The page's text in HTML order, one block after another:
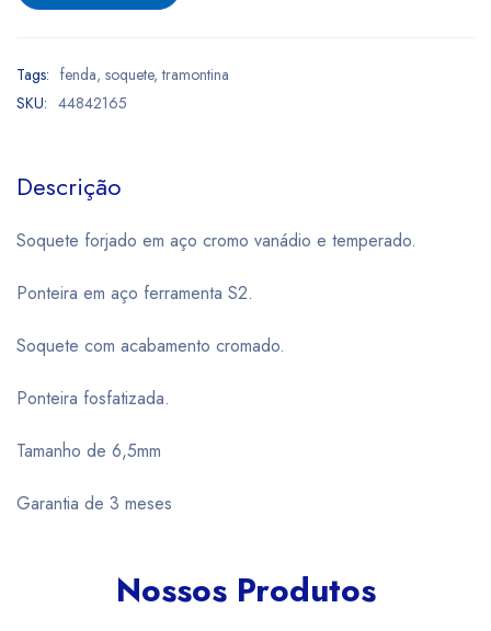
Tags: fenda, soquete,tramontina
SKU: 44842165
Descrição
Soquete forjado em aço cromo vanádio e temperado.
Ponteira em aço ferramenta S2.
Soquete com acabamento cromado.
Ponteira fosfatizada.
Tamanho de 6,5mm
Garantia de 3 meses
Nossos Produtos